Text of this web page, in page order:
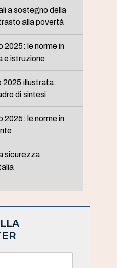
a sostegno della
alla povertà
2025: le norme in
e istruzione
2025 illustrata:
di sintesi
2025: le norme in
sicurezza